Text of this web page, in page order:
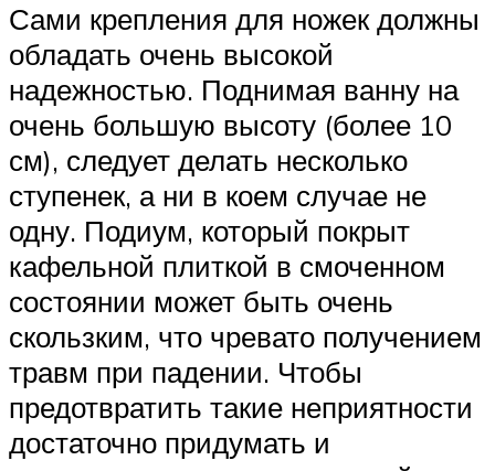
Сами крепления для ножек должны
обладать очень высокой
надежностью. Поднимая ванну на
очень большую высоту (более 10
см), следует делать несколько
ступенек, а ни в коем случае не
одну. Подиум, который покрыт
кафельной плиткой в смоченном
состоянии может быть очень
скользким, что чревато получением
травм при падении. Чтобы
предотвратить такие неприятности
достаточно придумать и